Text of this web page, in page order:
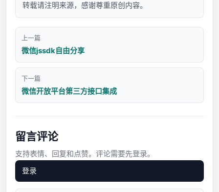
转载请注明来源，感谢尊重原创内容。
上一篇
微信jssdk自由分享
下一篇
微信开放平台第三方接口集成
留言评论
支持表情、回复和点赞。评论需要先登录。
登录